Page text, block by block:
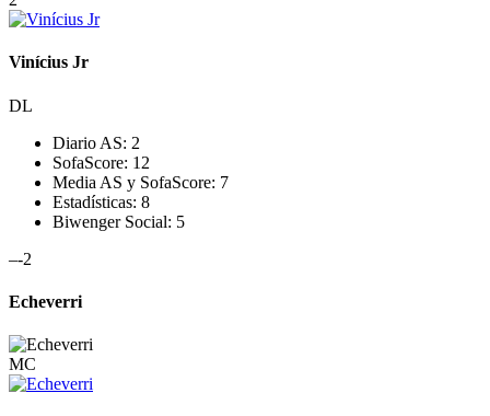
Vinícius Jr
DL
Diario AS: 2
SofaScore: 12
Media AS y SofaScore: 7
Estadísticas: 8
Biwenger Social: 5
–-2
Echeverri
MC